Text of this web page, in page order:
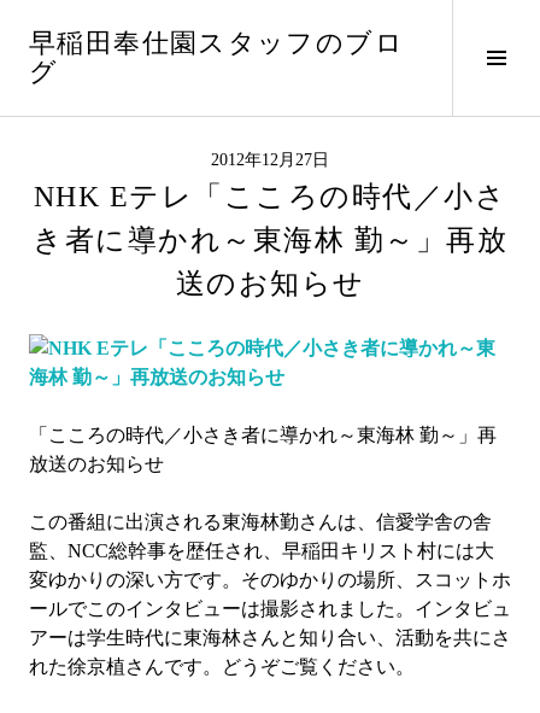
早稲田奉仕園スタッフのブロ
グ
サ
ド
2012年12月27日
NHK Eテレ「こころの時代／小さ
き者に導かれ～東海林 勤～」再放
送のお知らせ
「こころの時代／小さき者に導かれ～東海林 勤～」再
放送のお知らせ
この番組に出演される東海林勤さんは、信愛学舎の舎
監、NCC総幹事を歴任され、早稲田キリスト村には大
変ゆかりの深い方です。そのゆかりの場所、スコットホ
ールでこのインタビューは撮影されました。インタビュ
アーは学生時代に東海林さんと知り合い、活動を共にさ
れた徐京植さんです。どうぞご覧ください。